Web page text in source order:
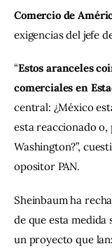
Comercio de
exigencias del jefe
“Estos aranceles
comerciales en
central: ¿México
esta reaccionado
Washington?”,
opositor PAN.
Sheinbaum ha
de que esta medida
un proyecto que